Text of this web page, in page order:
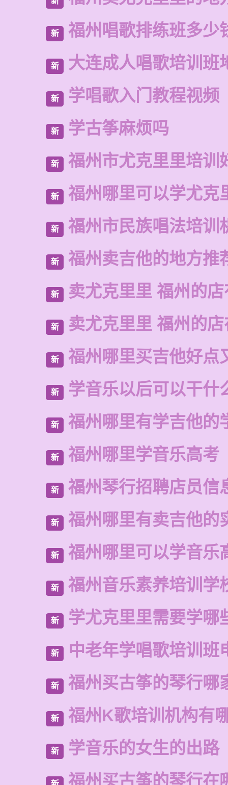
新 福州唱歌排练班多少
新 大连成人唱歌培训班
新 学唱歌入门教程视频
新 学古筝麻烦吗
新 福州市尤克里里培训
新 福州哪里可以学尤克
新 福州市民族唱法培训
新 福州卖吉他的地方推
新 卖尤克里里 福州的
新 卖尤克里里 福州的
新 福州哪里买吉他好点
新 学音乐以后可以干什
新 福州哪里有学吉他的
新 福州哪里学音乐高考
新 福州琴行招聘店员信
新 福州哪里有卖吉他的
新 福州哪里可以学音乐
新 福州音乐素养培训学
新 学尤克里里需要学哪
新 中老年学唱歌培训班
新 福州买古筝的琴行哪
新 福州K歌培训机构有
新 学音乐的女生的出路
福州买古筝的琴行在